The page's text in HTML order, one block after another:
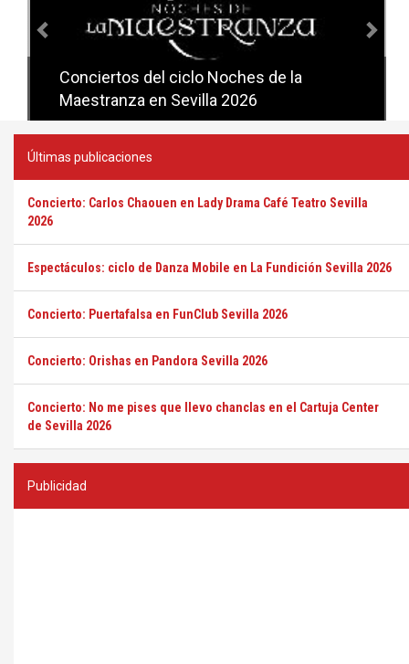
Conciertos del ciclo Noches de la
Maestranza en Sevilla 2026
Conciertos del ciclo Candlelight en
Sevilla
Últimas publicaciones
Concierto: Carlos Chaouen en Lady Drama Café Teatro Sevilla
2026
Espectáculos: ciclo de Danza Mobile en La Fundición Sevilla 2026
Concierto: Puertafalsa en FunClub Sevilla 2026
Concierto: Orishas en Pandora Sevilla 2026
Concierto: No me pises que llevo chanclas en el Cartuja Center
de Sevilla 2026
Publicidad